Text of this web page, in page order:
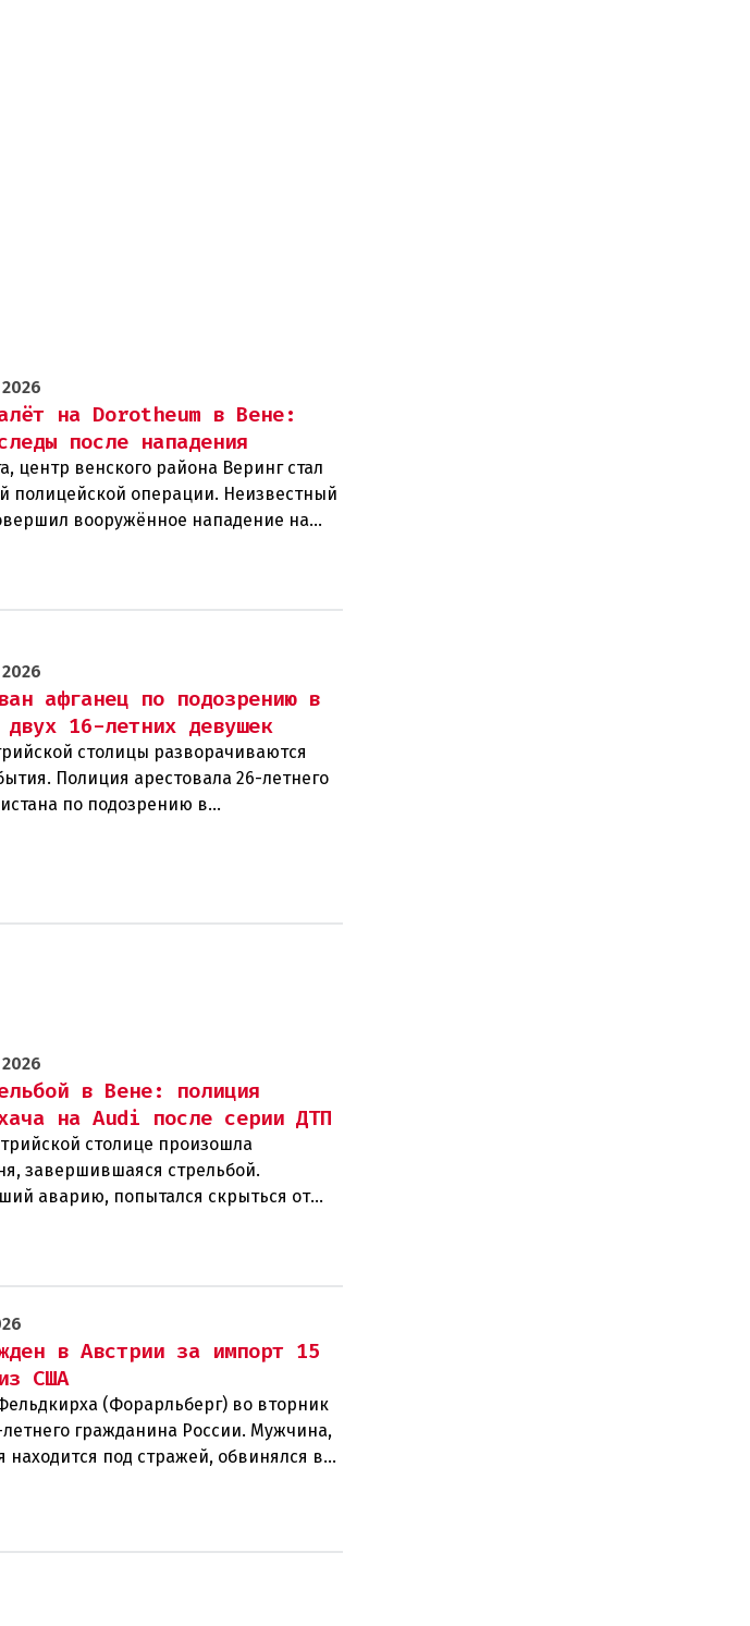
на Dorotheum в Вене:
после нападения
центр венского района Веринг стал
полицейской операции. Неизвестный
вооружённое нападение на
аукционного дома Dorotheu
афганец по подозрению в
двух 16-летних девушек
столицы разворачиваются
Полиция арестовала 26-летнего
по подозрению в
в Вене: полиция
на Audi после серии ДТП
столице произошла
завершившаяся стрельбой.
аварию, попытался скрыться от
несколько новых
в Австрии за импорт 15
США
(Форарльберг) во вторник
летнего гражданина России. Мужчина,
находится под стражей, обвинялся в